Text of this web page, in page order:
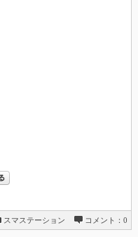
スマステーション コメント：0